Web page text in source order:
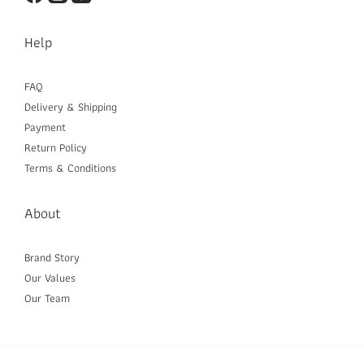
Help
FAQ
Delivery & Shipping
Payment
Return Policy
Terms & Conditions
About
Brand Story
Our Values
Our Team